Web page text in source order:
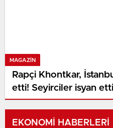
MAGAZIN
Rapçi Khontkar,
etti! Seyirciler isyan etti
EKONOMİ HABERLERİ